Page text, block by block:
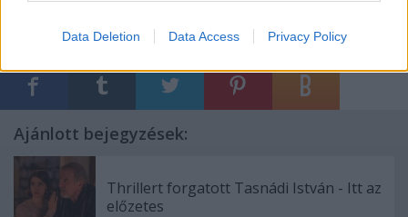
Data Deletion Data Access Privacy Policy
Címkék:akció thriller filmkritika bigelow
Ajánlott bejegyzések:
Thrillert forgatott Tasnádi István - Itt az
előzetes